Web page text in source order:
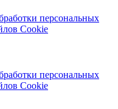
персональных
Cookie
персональных
Cookie